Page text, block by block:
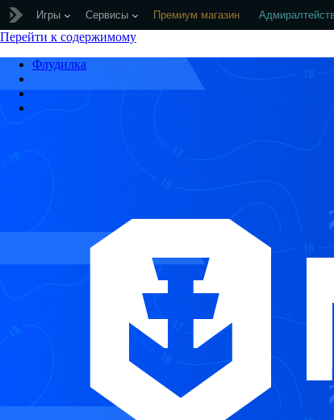
Игры Сервисы Премиум магазин
Перейти к содержимому
Флудилка